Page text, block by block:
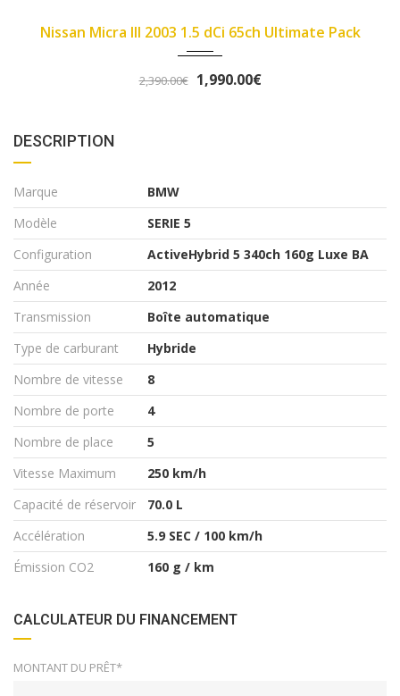
Fiat Panda II 2007 1.1 8v 54ch Dynamic
3,490.00€ 3,290.00€
DESCRIPTION
Marque
BMW
Modèle
SERIE 5
Configuration
ActiveHybrid 5 340ch 160g Luxe BA
Année
2012
Transmission
Boîte automatique
Type de carburant
Hybride
Nombre de vitesse
8
Nombre de porte
4
Nombre de place
5
Vitesse Maximum
250 km/h
Capacité de réservoir
70.0 L
Accélération
5.9 SEC / 100 km/h
Émission CO2
160 g / km
CALCULATEUR DU FINANCEMENT
MONTANT DU PRÊT*